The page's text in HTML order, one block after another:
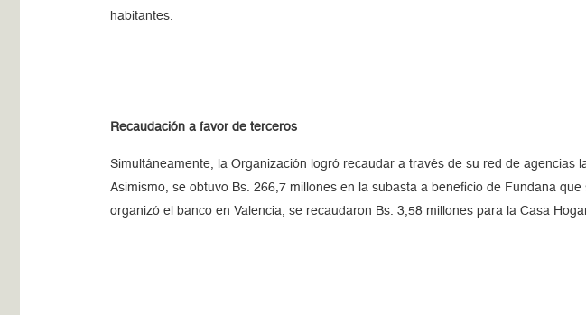
habitantes.
Recaudación a favor de terceros
Simultáneamente, la Organización logró recaudar a través de su red de
Asimismo, se obtuvo Bs. 266,7 millones en la subasta a beneficio de Fundana
organizó el banco en Valencia, se recaudaron Bs. 3,58 millones para la Casa